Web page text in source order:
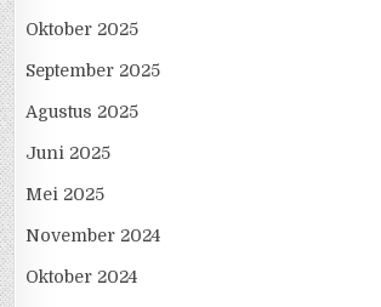
Oktober 2025
September 2025
Agustus 2025
Juni 2025
Mei 2025
November 2024
Oktober 2024